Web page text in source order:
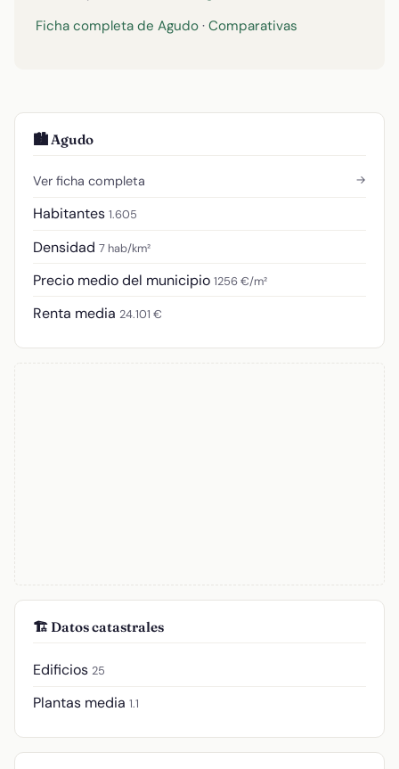
Ficha completa de Agudo · Comparativas
🏙️ Agudo
Ver ficha completa →
Habitantes 1.605
Densidad 7 hab/km²
Precio medio del municipio 1256 €/m²
Renta media 24.101 €
🏗️ Datos catastrales
Edificios 25
Plantas media 1.1